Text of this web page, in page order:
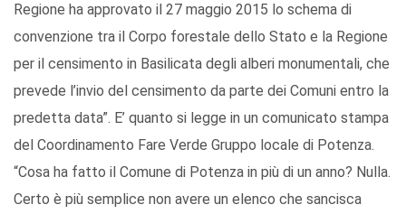
Regione ha approvato il 27 maggio 2015 lo schema di
convenzione tra il Corpo forestale dello Stato e la Regione
per il censimento in Basilicata degli alberi monumentali, che
prevede l’invio del censimento da parte dei Comuni entro la
predetta data”. E’ quanto si legge in un comunicato stampa
del Coordinamento Fare Verde Gruppo locale di Potenza.
“Cosa ha fatto il Comune di Potenza in più di un anno? Nulla.
Certo è più semplice non avere un elenco che sancisca